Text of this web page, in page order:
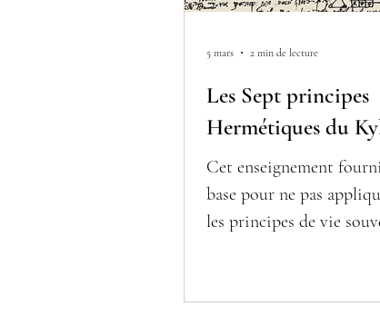
Les Sept principes
Hermétiques du
Cet enseignement
base pour ne pas
les principes de vie
créatrice". Ca vient
5 mars 2 min de lecture